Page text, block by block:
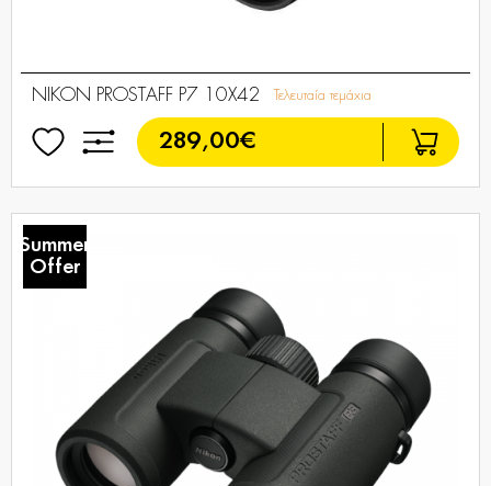
NIKON PROSTAFF P7 10X42 Τελευταία τεμάχια
289,00€
Summer
Offer